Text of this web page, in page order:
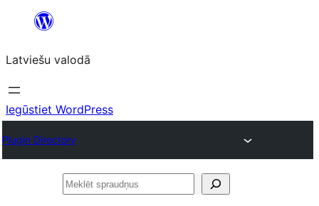
Pāriet
saturu
Latviešu valodā
Iegūstiet WordPress
Plugin Directory
Meklēt